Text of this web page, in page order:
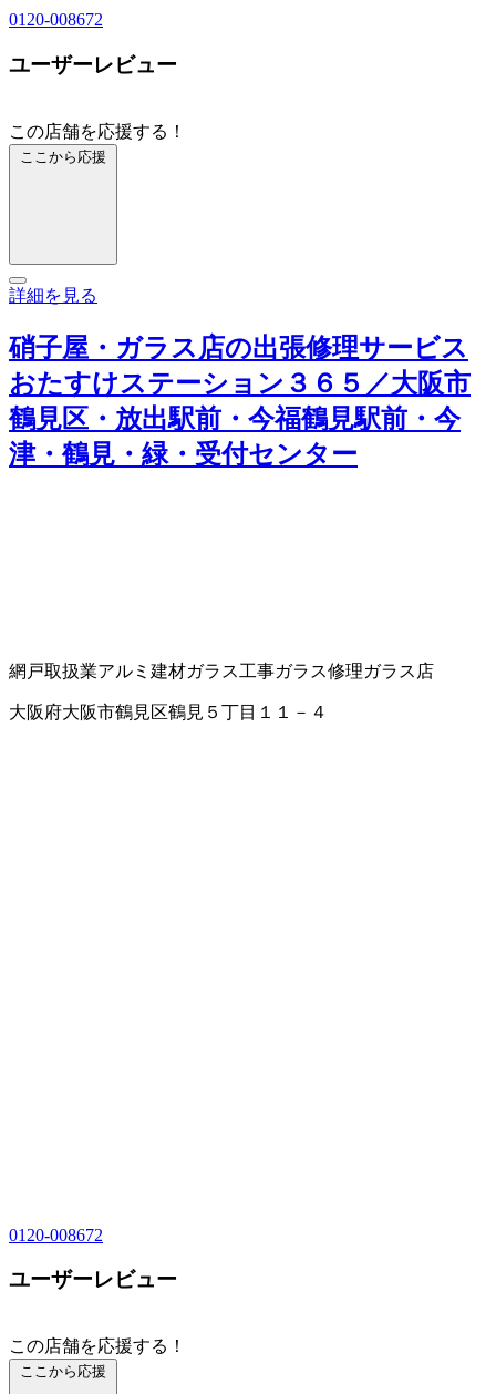
0120-008672
ユーザーレビュー
この店舗を応援する！
ここから応援
詳細を見る
硝子屋・ガラス店の出張修理サービス
おたすけステーション３６５／大阪市
鶴見区・放出駅前・今福鶴見駅前・今
津・鶴見・緑・受付センター
網戸取扱業アルミ建材ガラス工事ガラス修理ガラス店
大阪府大阪市鶴見区鶴見５丁目１１－４
0120-008672
ユーザーレビュー
この店舗を応援する！
ここから応援